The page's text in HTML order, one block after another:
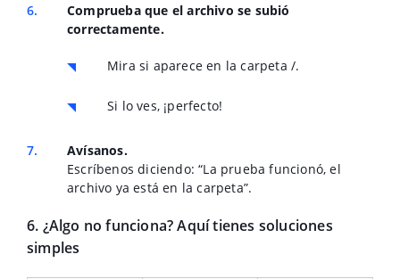
Comprueba que el archivo se subió
correctamente.
Mira si aparece en la carpeta /.
Si lo ves, ¡perfecto!
Avísanos.
Escríbenos diciendo: “La prueba funcionó, el
archivo ya está en la carpeta”.
6. ¿Algo no funciona? Aquí tienes soluciones
simples